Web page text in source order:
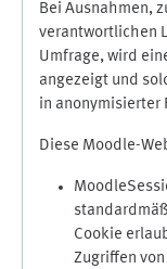
Bei Ausnahmen,
verantwortlichen
Umfrage, wird
angezeigt und
in anonymisierter
Diese Moodle-
Cookie
Zugriffen